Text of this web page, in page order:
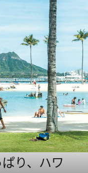
り、ハワ